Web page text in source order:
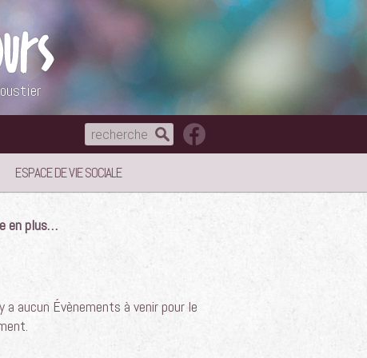
ESPACE DE VIE SOCIALE
en plus…
a aucun Évènements à venir pour le